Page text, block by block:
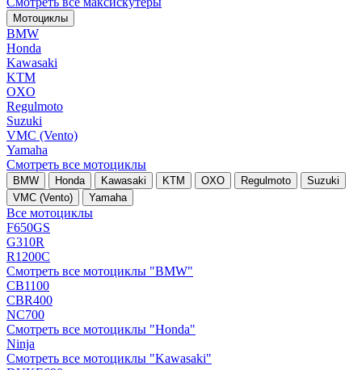
Мотоциклы
BMW
Honda
Kawasaki
KTM
OXO
Regulmoto
Suzuki
VMC (Vento)
Yamaha
Смотреть все мотоциклы
BMW Honda Kawasaki KTM OXO Regulmoto
Suzuki
VMC (Vento)
Yamaha
Все мотоциклы
F650GS
G310R
R1200C
Смотреть все мотоциклы "BMW"
CB1100
CBR400
NC700
Смотреть все мотоциклы "Honda"
Ninja
Смотреть все мотоциклы "Kawasaki"